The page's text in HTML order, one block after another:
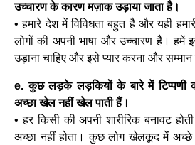
उच्चारण के कारण मज़ाक उड़ाया जाता है।
• हमारे देश में विविधता बहुत है और यही
लोगों की अपनी भाषा और उच्चारण है। हमें
उड़ाना चाहिए और इसे प्यार करना और सम्मान
e. कुछ लड़के लड़कियों के बारे में टिप्पणी
अच्छा खेल नहीं खेल पाती हैं।
• हर किसी की अपनी शारीरिक बनावट
अच्छा नहीं होता। कुछ लोग खेलकूद में